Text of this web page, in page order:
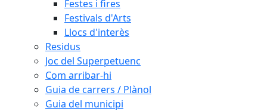
Festes i fires
Festivals d'Arts
Llocs d'interès
Residus
Joc del Superpetuenc
Com arribar-hi
Guia de carrers / Plànol
Guia del municipi